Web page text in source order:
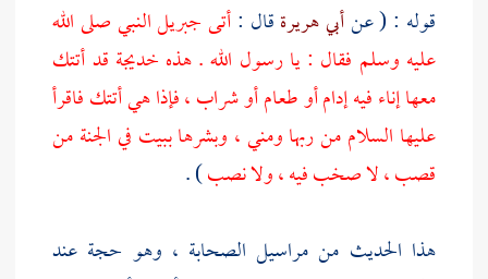
قوله : ( عنأبي هريرةقال :أتىجبريلالنبي صلى الله
عليه وسلم فقال : يا رسول الله . هذه خديجة قد أتتك
معها إناء فيه إدام أو طعام أو شراب ، فإذا هي أتتك فاقرأ
عليها السلام من ربها ومني ، وبشرها ببيت في الجنة من
قصب ، لا صخب فيه ، ولا نصب) .
هذا الحديث من مراسيل الصحابة ، وهو حجة عند